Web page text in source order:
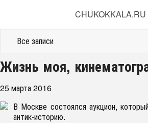
CHUKOKKALA.RU
Все записи
Жизнь моя,
25 марта 2016
В Москве состоялся аукцион,
антик-историю.